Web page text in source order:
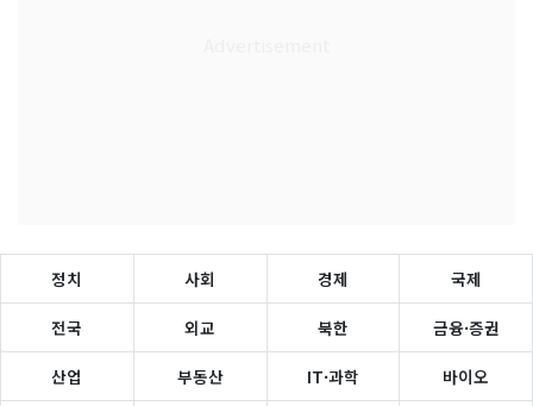
정치 사회 경제 국제
전국 외교 북한 금융·증권
산업 부동산 IT·과학 바이오